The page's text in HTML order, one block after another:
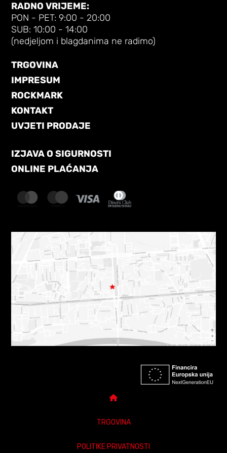
RADNO VRIJEME:
PON - PET: 9:00 - 20:00
SUB: 10:00 - 14:00
(nedjeljom i blagdanima ne radimo)
TRGOVINA
IMPRESUM
ROCKMARK
KONTAKT
UVJETI PRODAJE
IZJAVA O SIGURNOSTI
ONLINE PLAĆANJA
TRGOVINA
POLITIKE PRIVATNOSTI